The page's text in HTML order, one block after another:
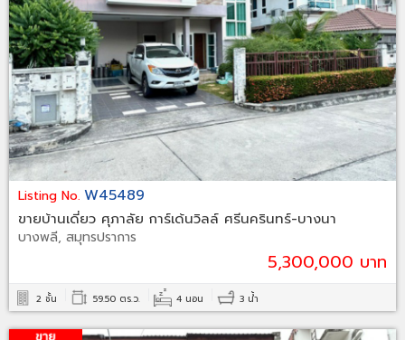
Listing No. W45489
ขายบ้านเดี่ยว ศุภาลัย การ์เด้นวิลล์ ศรีนครินทร์-บางนา
บางพลี, สมุทรปราการ
5,300,000 บาท
2 ชั้น 59.50 ตร.ว. 4 นอน 3 น้ำ